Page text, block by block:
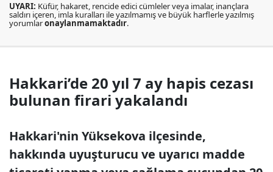
UYARI: Küfür, hakaret, rencide edici cümleler veya imalar, inançlara
saldırı içeren, imla kuralları ile yazılmamış ve büyük harflerle yazılmış
yorumlaronaylanmamaktadır.
Hakkari’de 20 yıl 7 ay hapis cezası
bulunan firari yakalandı
Hakkari'nin Yüksekova ilçesinde,
hakkında uyuşturucu ve uyarıcı madde